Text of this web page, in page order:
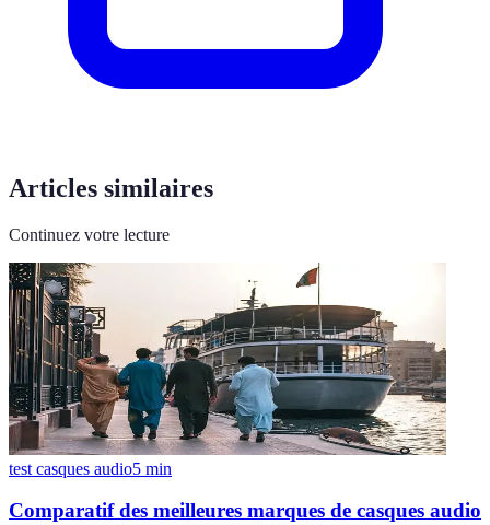
Articles similaires
Continuez votre lecture
test casques audio5 min
Comparatif des meilleures marques de casques audio